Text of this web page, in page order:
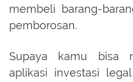
membeli barang-
pemborosan.
Supaya kamu bisa
aplikasi investasi